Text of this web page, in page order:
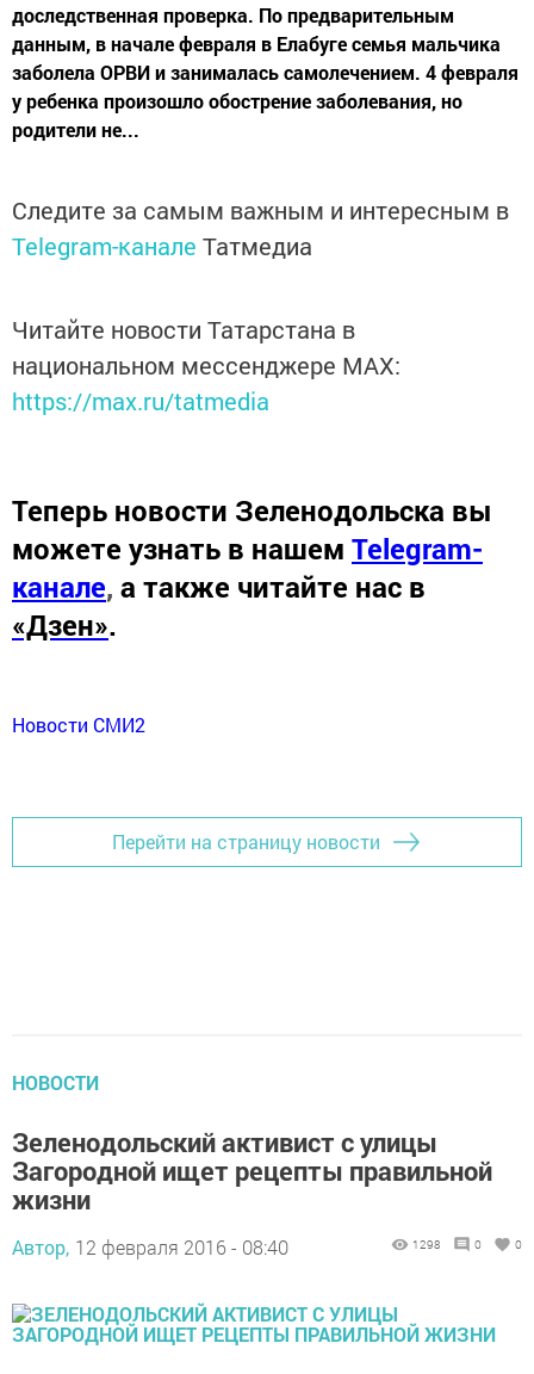
доследственная проверка. По предварительным
данным, в начале февраля в Елабуге семья мальчика
заболела ОРВИ и занималась самолечением. 4 февраля
у ребенка произошло обострение заболевания, но
родители не...
Следите за самым важным и интересным в
Telegram-канале Татмедиа
Читайте новости Татарстана в
национальном мессенджере MАХ:
https://max.ru/tatmedia
Теперь новости Зеленодольска вы
можете узнать в нашем Telegram-
канале, а также читайте нас в
«Дзен».
Новости СМИ2
Перейти на страницу новости
НОВОСТИ
Зеленодольский активист с улицы
Загородной ищет рецепты правильной
жизни
Автор, 12 февраля 2016 - 08:40 1298 0 0